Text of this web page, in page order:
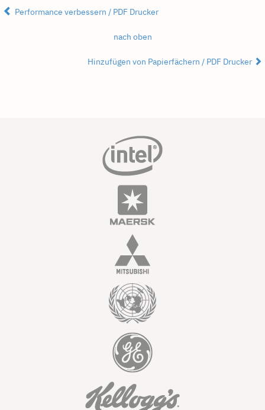
Performance verbessern / PDF Drucker
nach oben
Hinzufügen von Papierfächern / PDF Drucker